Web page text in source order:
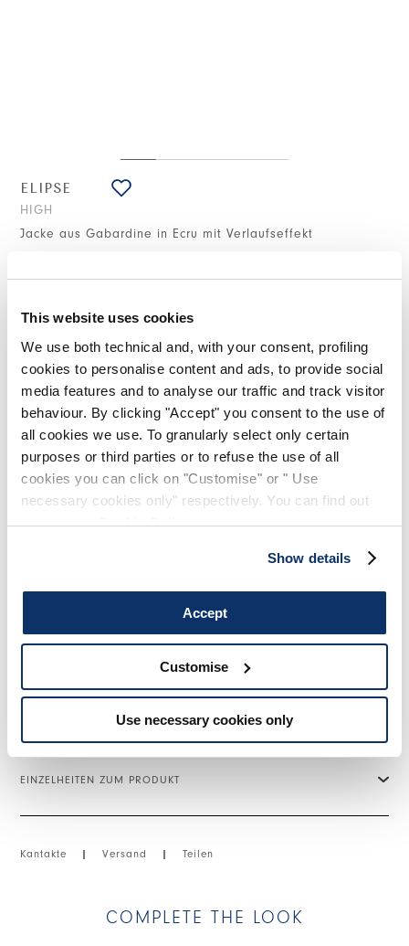
This website uses cookies
We use both technical and, with your consent, profiling
cookies to personalise content and ads, to provide social
media features and to analyse our traffic and track visitor
behaviour. By clicking "Accept" you consent to the use of
all cookies we use. To granularly select only certain
purposes or third parties or to refuse the use of all
cookies you can click on "Customise" or " Use
necessary cookies only" respectively. You can find out
more in ourCookie Policy.
Show details
Accept
Customise
Use necessary cookies only
ELIPSE
HIGH
Jacke aus Gabardine in Ecru mit Verlaufseffekt
STILISTISCHE HINWEISE
Die Elipse-Jacke kombiniert eine urbane Frontpartie mit boxy
Schnitt und aufgesetzten Taschen mit einer femininen Rückseite,
die durch leichte Falten bereichert wird.
Spitzkragen. Frontverschluss mit Knöpfen. Aufgesetzte
Vordertaschen mit Patte und Knopf. Seitliche Eingrifftaschen
entlang der Naht. Falten am Rücken. Gürtel an der Taille mit
dann manuell besprüht, wodurch ein dreidimensionaler Effekt
in den Farbabstufungen entsteht. Die Behandlung verleiht
EINZELHEITEN ZUM PRODUKT
Kantakte | Versand | Teilen
COMPLETE THE LOOK